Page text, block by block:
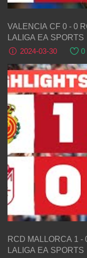
VALENCIA CF 0 - 0
LALIGA EA SPORTS
2024-03-30
0
RCD MALLORCA 1 -
LALIGA EA SPORTS